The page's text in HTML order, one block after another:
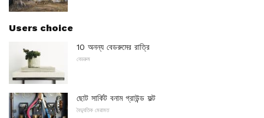
Users choice
10 অনন্য বেডরুমের রাত্রি
বেডরুম
ছোট সার্কিট বনাম গ্রাউন্ড ফল্ট
বৈদ্যুতিক মেরামত